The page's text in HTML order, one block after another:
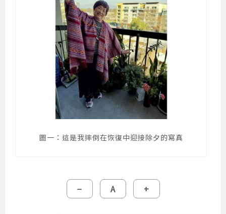
圖一：這是我摔倒在恢復中迎接除夕的寫真
−縮
小
A重
設
+放
大